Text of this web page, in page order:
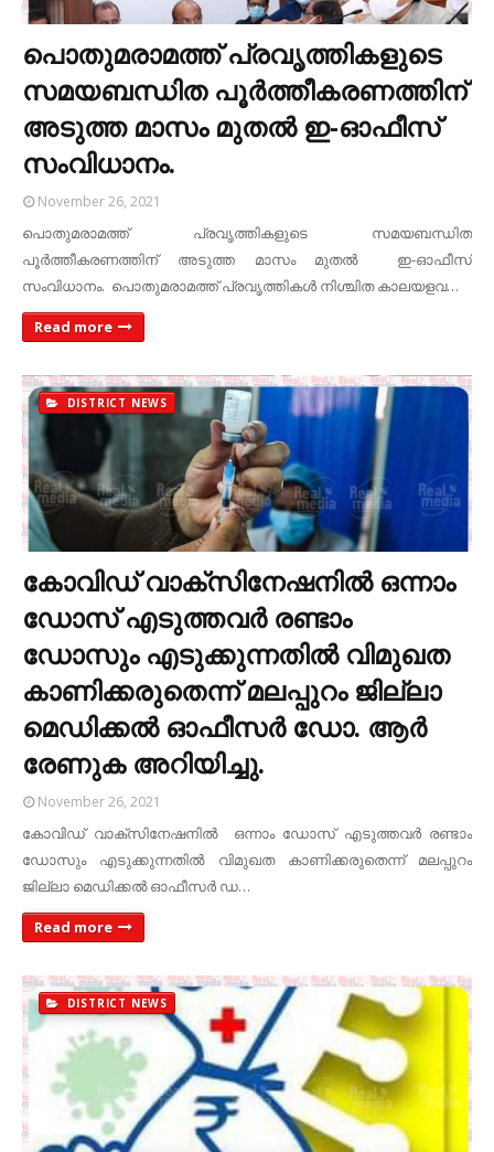
പൊതുമരാമത്ത് പ്രവൃത്തികളുടെ
സമയബന്ധിത പൂര്‍ത്തീകരണത്തിന്
അടുത്ത മാസം മുതല്‍ ഇ-ഓഫീസ്
സംവിധാനം.
November 26, 2021
പൊതുമരാമത്ത് പ്രവൃത്തികളുടെ സമയബന്ധിത
പൂര്‍ത്തീകരണത്തിന് അടുത്ത മാസം മുതല്‍ ഇ-ഓഫീസ്
സംവിധാനം. പൊതുമരാമത്ത് പ്രവൃത്തികള്‍ നിശ്ചിത കാലയളവ…
Read more
DISTRICT NEWS
കോവിഡ് വാക്‌സിനേഷനില്‍ ഒന്നാം
ഡോസ് എടുത്തവര്‍ രണ്ടാം
ഡോസും എടുക്കുന്നതില്‍ വിമുഖത
കാണിക്കരുതെന്ന് മലപ്പുറം ജില്ലാ
മെഡിക്കല്‍ ഓഫീസര്‍ ഡോ. ആര്‍
രേണുക അറിയിച്ചു.
November 26, 2021
കോവിഡ് വാക്‌സിനേഷനില്‍ ഒന്നാം ഡോസ് എടുത്തവര്‍ രണ്ടാം
ഡോസും എടുക്കുന്നതില്‍ വിമുഖത കാണിക്കരുതെന്ന് മലപ്പുറം
ജില്ലാ മെഡിക്കല്‍ ഓഫീസര്‍ ഡ…
Read more
DISTRICT NEWS